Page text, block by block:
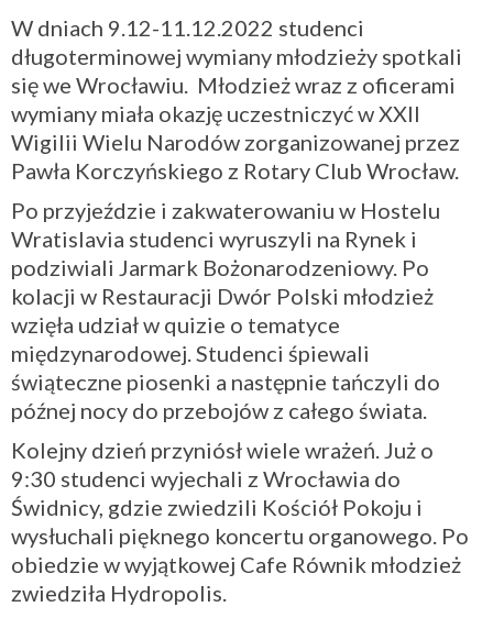
W dniach 9.12-11.12.2022 studenci
długoterminowej wymiany młodzieży spotkali
się we Wrocławiu. Młodzież wraz z oficerami
wymiany miała okazję uczestniczyć w XXII
Wigilii Wielu Narodów zorganizowanej przez
Pawła Korczyńskiego z Rotary Club Wrocław.
Po przyjeździe i zakwaterowaniu w Hostelu
Wratislavia studenci wyruszyli na Rynek i
podziwiali Jarmark Bożonarodzeniowy. Po
kolacji w Restauracji Dwór Polski młodzież
wzięła udział w quizie o tematyce
międzynarodowej. Studenci śpiewali
świąteczne piosenki a następnie tańczyli do
późnej nocy do przebojów z całego świata.
Kolejny dzień przyniósł wiele wrażeń. Już o
9:30 studenci wyjechali z Wrocławia do
Świdnicy, gdzie zwiedzili Kościół Pokoju i
wysłuchali pięknego koncertu organowego. Po
obiedzie w wyjątkowej Cafe Równik młodzież
zwiedziła Hydropolis.